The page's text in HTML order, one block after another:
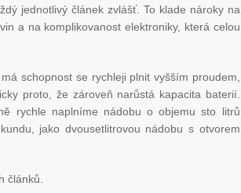
jednotlivý článek zvlášť. To klade nároky na
a na komplikovanost elektroniky, která celou
schopnost se rychleji plnit vyšším proudem,
proto, že zároveň narůstá kapacita baterií.
rychle naplníme nádobu o objemu sto litrů
jako dvousetlitrovou nádobu s otvorem
článků.